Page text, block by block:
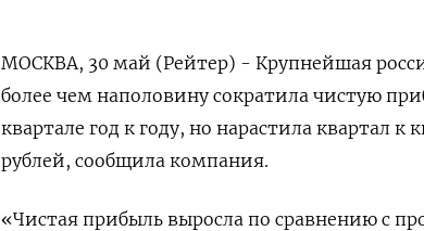
МОСКВА, 30 май (Рейтер) - Крупнейшая
более чем наполовину сократила чистую
квартале год к году, но нарастила квартал
рублей, сообщила компания.
«Чистая прибыль выросла по сравнению с